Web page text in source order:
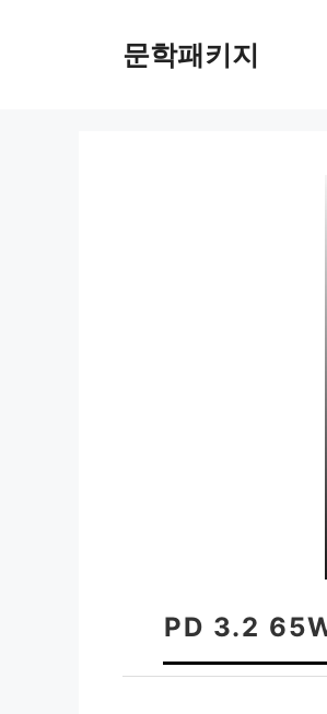
문학패키지
PD 3.2